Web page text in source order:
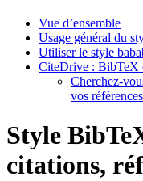
Vue d’ensemble
Usage général du
Utiliser le style
CiteDrive : BibTeX
Cherchez-
vos
Style
citations,